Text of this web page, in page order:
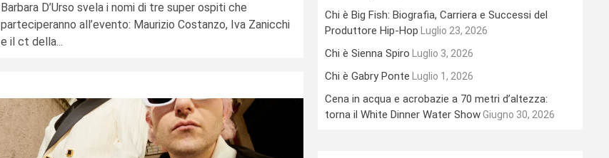
Barbara D’Urso svela i nomi di tre super ospiti che
parteciperanno all’evento: Maurizio Costanzo, Iva Zanicchi
e il ct della...
Chi è Big Fish: Biografia, Carriera e Successi del
Produttore Hip-Hop
Luglio 23, 2026
Chi è Sienna Spiro Luglio 3, 2026
Chi è Gabry Ponte Luglio 1, 2026
Cena in acqua e acrobazie a 70 metri d’altezza:
torna il White Dinner Water ShowGiugno 30, 2026